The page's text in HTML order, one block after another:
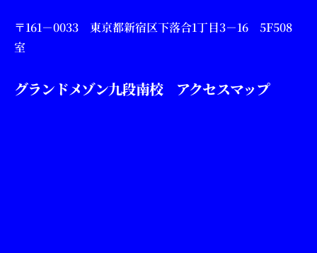
〒161－0033 東京都新宿区下落合1丁目3－16 5F508
室
グランドメゾン九段南校 アクセスマップ